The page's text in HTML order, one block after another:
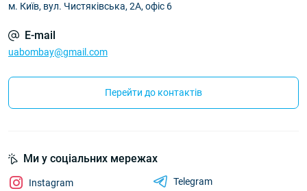
м. Київ, вул. Чистяківська, 2А, офіс 6
E-mail
uabombay@gmail.com
Перейти до контактів
Ми у соціальних мережах
Instagram
Telegram